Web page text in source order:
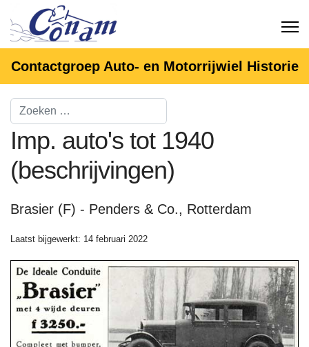
Contactgroep Auto- en Motorrijwiel Historie
Imp. auto's tot 1940
(beschrijvingen)
Brasier (F) - Penders & Co., Rotterdam
Laatst bijgewerkt: 14 februari 2022